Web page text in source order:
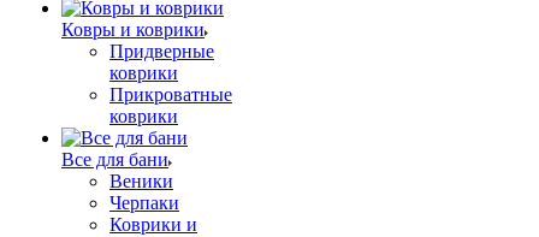
Ковры и коврики
Придверные
коврики
Прикроватные
коврики
Все для бани
Веники
Черпаки
Коврики и